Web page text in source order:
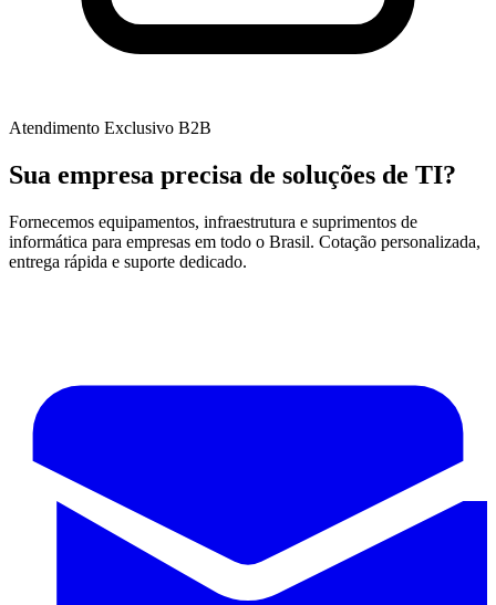
Atendimento Exclusivo B2B
Sua empresa precisa de soluções de TI?
Fornecemos equipamentos, infraestrutura e suprimentos de
informática para empresas em todo o Brasil. Cotação personalizada,
entrega rápida e suporte dedicado.